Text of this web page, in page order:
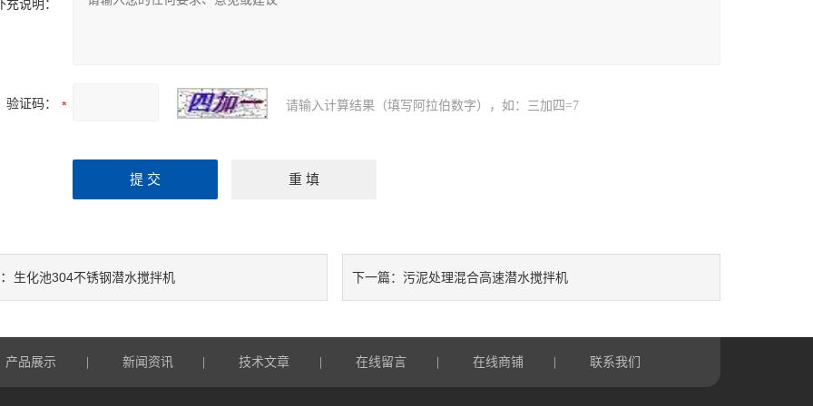
充说明：
验证码： 请输入计算结果（填写阿拉伯数字），如：三加四=7
生化池304不锈钢潜水搅拌机 下一篇： 污泥处理混合高速潜水搅拌机
产品展示 | 新闻资讯 | 技术文章 | 在线留言 | 在线商铺 | 联系我们